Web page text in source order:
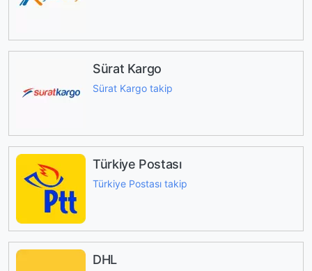
Sürat Kargo
Sürat Kargo takip
Türkiye Postası
Türkiye Postası takip
DHL